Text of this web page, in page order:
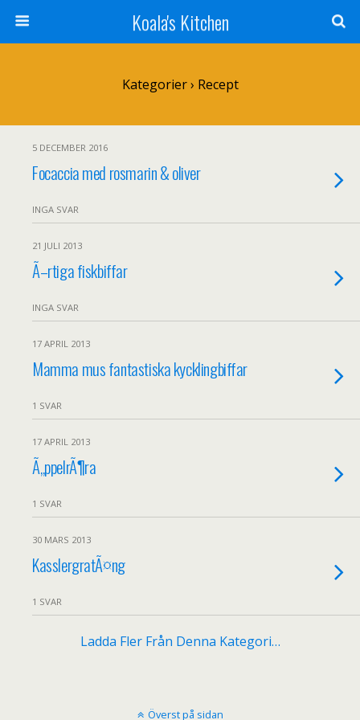
Koala's Kitchen
Kategorier › Recept
5 DECEMBER 2016
Focaccia med rosmarin & oliver
INGA SVAR
21 JULI 2013
Ã–rtiga fiskbiffar
INGA SVAR
17 APRIL 2013
Mamma mus fantastiska kycklingbiffar
1 SVAR
17 APRIL 2013
Ã„ppelrÃ¶ra
1 SVAR
30 MARS 2013
KasslergratÃ¤ng
1 SVAR
Ladda Fler Från Denna Kategori…
Överst på sidan